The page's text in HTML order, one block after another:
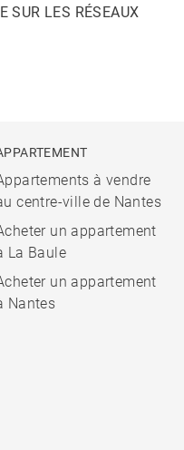
SUR LES RÉSEAUX
à vendre
centre-ville de Nantes
un appartement
La Baule
un appartement
Nantes